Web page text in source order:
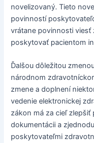
novelizovaný. Tieto
povinností
vrátane povinnosti viesť
poskytovať pacientom
Ďalšou dôležitou
národnom
zmene a doplnení
vedenie elektronickej
zákon má za cieľ
dokumentácii a
poskytovateľmi